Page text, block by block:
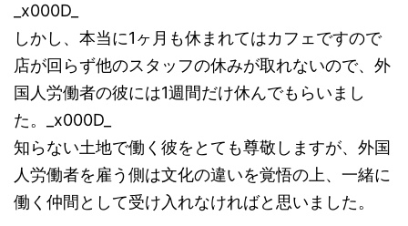
_x000D_
しかし、本当に1ヶ月も休まれてはカフェですので
店が回らず他のスタッフの休みが取れないので、外
国人労働者の彼には1週間だけ休んでもらいまし
た。_x000D_
知らない土地で働く彼をとても尊敬しますが、外国
人労働者を雇う側は文化の違いを覚悟の上、一緒に
働く仲間として受け入れなければと思いました。